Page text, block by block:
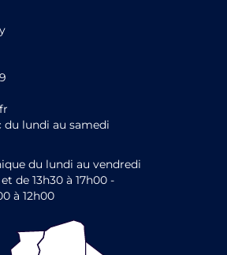
lundi au samedi
du lundi au vendredi
de 13h30 à 17h00 -
à 12h00